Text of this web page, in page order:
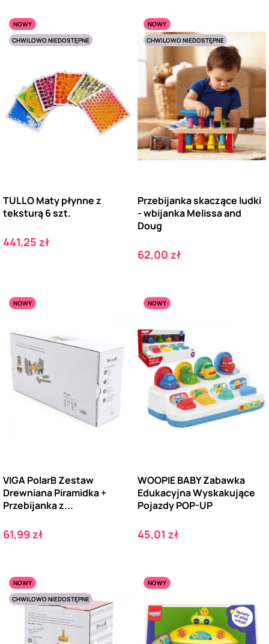
NOWY
CHWILOWO NIEDOSTĘPNE
TULLO Maty płynne z
teksturą 6 szt.
Cena
441,25 zł
NOWY
CHWILOWO NIEDOSTĘPNE
Przebijanka skaczące ludki
- wbijanka Melissa and
Doug
Cena
62,00 zł
NOWY
VIGA PolarB Zestaw
Drewniana Piramidka +
Przebijanka z...
Cena
61,99 zł
NOWY
WOOPIE BABY Zabawka
Edukacyjna Wyskakujące
Pojazdy POP-UP
Cena
45,01 zł
NOWY
CHWILOWO NIEDOSTĘPNE
NOWY